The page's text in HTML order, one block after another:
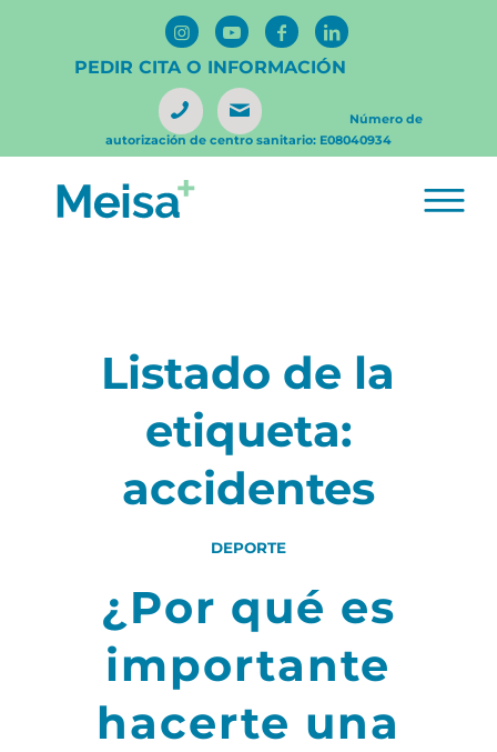
PEDIR CITA O INFORMACIÓN
Número de
autorización de centro sanitario: E08040934
Listado de la
etiqueta:
accidentes
DEPORTE
¿Por qué es
importante
hacerte una